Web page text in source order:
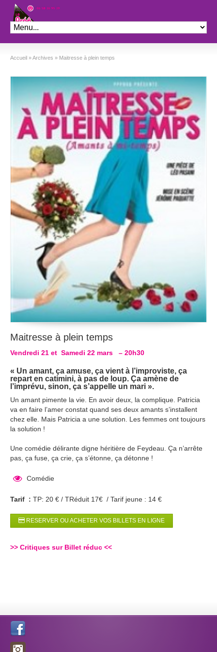
Théâtre le Préo
Accueil »Archives » Maitresse à plein temps
Maitresse à plein temps
Vendredi 21 et Samedi 22 mars – 20h30
« Un amant, ça amuse, ça vient à l’improviste, ça
repart en catimini, à pas de loup. Ça amène de
l’imprévu, sinon, ça s’appelle un mari ».
Un amant pimente la vie. En avoir deux, la complique. Patricia
va en faire l’amer constat quand ses deux amants s’installent
chez elle. Mais Patricia a une solution. Les femmes ont toujours
la solution !
Une comédie délirante digne héritière de Feydeau. Ça n’arrête
pas, ça fuse, ça crie, ça s’étonne, ça détonne !
Comédie
Tarif : TP: 20 € / TRéduit 17€ / Tarif jeune : 14 €
RESERVER OU ACHETER VOS BILLETS EN LIGNE
>>Critiques sur Billet réduc <<